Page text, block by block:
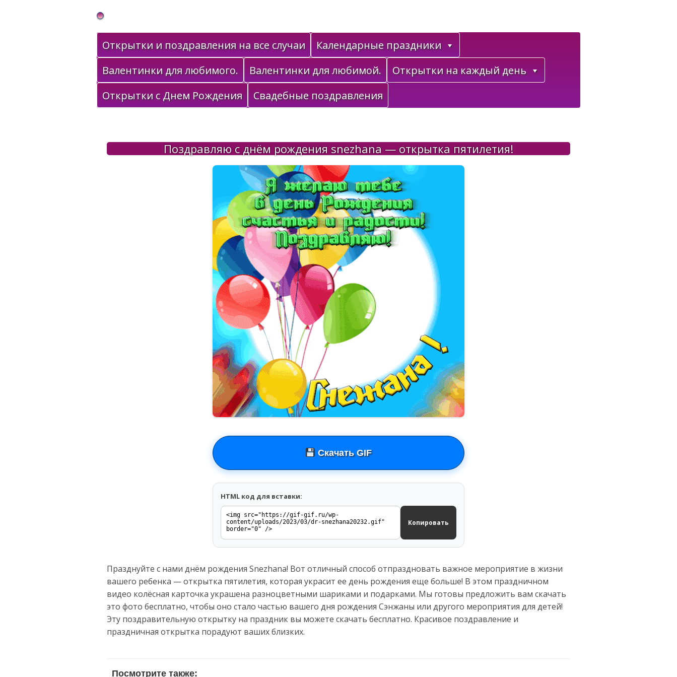
Gif Открытки в подарок
Открытки и поздравления на все случаи
Календарные праздники
Валентинки для любимого.
Валентинки для любимой.
Открытки на каждый день
Открытки с Днем Рождения
Свадебные поздравления
Поздравляю с днём рождения snezhana — открытка пятилетия!
Скачать GIF
HTML код для вставки:
Копировать
Празднуйте с нами днём рождения Snezhana! Вот отличный способ отпраздновать важное мероприятие в жизни
вашего ребенка — открытка пятилетия, которая украсит ее день рождения еще больше! В этом праздничном
видео колёсная карточка украшена разноцветными шариками и подарками. Мы готовы предложить вам скачать
это фото бесплатно, чтобы оно стало частью вашего дня рождения Сэнжаны или другого мероприятия для детей!
Эту поздравительную открытку на праздник вы можете скачать бесплатно. Красивое поздравление и
праздничная открытка порадуют ваших близких.
Посмотрите также: